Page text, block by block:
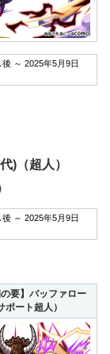
～ 2025年5月9日
)（超人）
～ 2025年5月9日
の要】バッファロー
ポート超人）